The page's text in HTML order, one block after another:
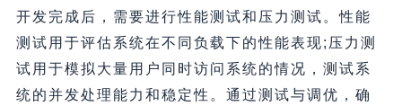
开发完成后，需要进行性能测试和压力测试。性能
测试用于评估系统在不同负载下的性能表现;压力测
试用于模拟大量用户同时访问系统的情况，测试系
统的并发处理能力和稳定性。通过测试与调优，确